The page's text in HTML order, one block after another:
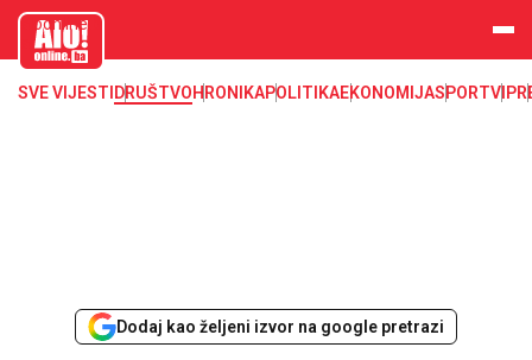
aloonline.b
SVE VIJESTI DRUŠTVOHRONIKAPOLITIKAEKONOMIJASPORTVIP
Dodaj kao željeni izvor na google pretrazi